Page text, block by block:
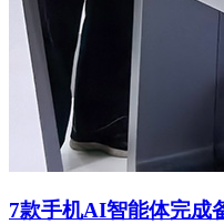
7款手机AI智能体完成